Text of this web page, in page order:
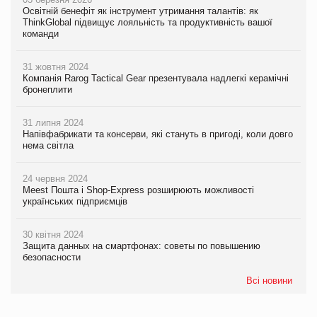
Освітній бенефіт як інструмент утримання талантів: як
ThinkGlobal підвищує лояльність та продуктивність вашої
команди
31 жовтня 2024
Компанія Rarog Tactical Gear презентувала надлегкі керамічні
бронеплити
31 липня 2024
Напівфабрикати та консерви, які стануть в пригоді, коли довго
нема світла
24 червня 2024
Meest Пошта і Shop-Express розширюють можливості
українських підприємців
30 квітня 2024
Защита данных на смартфонах: советы по повышению
безопасности
Всі новини